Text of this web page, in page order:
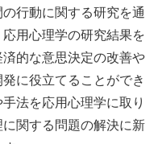
行動に関する研究を通
用心理学の研究結果を
的な意思決定の改善や
に役立てることができ
法を応用心理学に取り
関する問題の解決に新